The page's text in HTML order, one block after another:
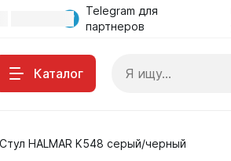
Telegram для
партнеров
Каталог
Стул HALMAR K548 серый/черный